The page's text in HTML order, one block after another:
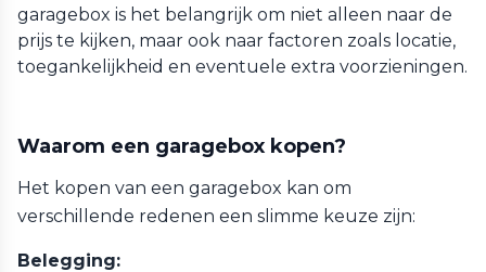
garagebox is het belangrijk om niet alleen naar de
prijs te kijken, maar ook naar factoren zoals locatie,
toegankelijkheid en eventuele extra voorzieningen.
Waarom een garagebox kopen?
Het kopen van een garagebox kan om
verschillende redenen een slimme keuze zijn:
Belegging: